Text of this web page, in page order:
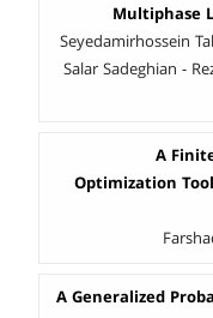
Multiphase
Seyedamirhossein
Salar Sadeghian -
A
Optimization
A Generalized